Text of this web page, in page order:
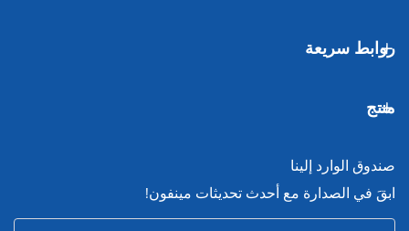
روابط سريعة
منتج
صندوق الوارد إلينا
ابقَ في الصدارة مع أحدث تحديثات مينفون!